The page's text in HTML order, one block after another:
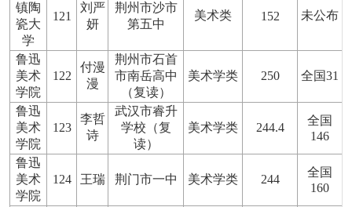
镇陶
瓷大
学
121
刘严
妍
荆州市沙市
第五中
美术类 152 未公布
鲁迅
美术
学院
122
付漫
漫
荆州市石首
市南岳高中
（复读）
美术学类 250 全国31
鲁迅
美术
学院
123
李哲
诗
武汉市睿升
学校（复
读）
美术学类 244.4
全国
146
鲁迅
美术
学院
124 王瑞 荆门市一中 美术学类 244
全国
160